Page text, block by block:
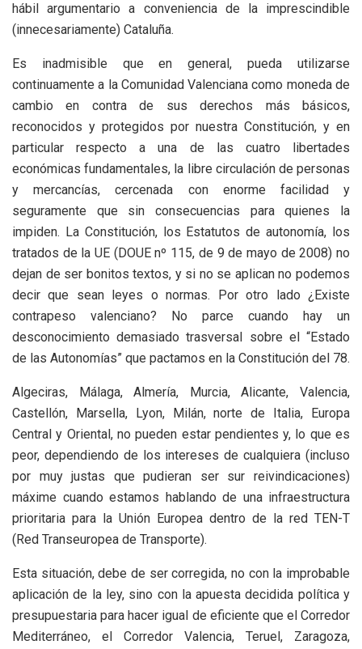
hábil argumentario a conveniencia de la imprescindible
(innecesariamente) Cataluña.
Es inadmisible que en general, pueda utilizarse
continuamente a la Comunidad Valenciana como moneda de
cambio en contra de sus derechos más básicos,
reconocidos y protegidos por nuestra Constitución, y en
particular respecto a una de las cuatro libertades
económicas fundamentales, la libre circulación de personas
y mercancías, cercenada con enorme facilidad y
seguramente que sin consecuencias para quienes la
impiden. La Constitución, los Estatutos de autonomía, los
tratados de la UE (DOUE nº 115, de 9 de mayo de 2008) no
dejan de ser bonitos textos, y si no se aplican no podemos
decir que sean leyes o normas. Por otro lado ¿Existe
contrapeso valenciano? No parce cuando hay un
desconocimiento demasiado trasversal sobre el “Estado
de las Autonomías” que pactamos en la Constitución del 78.
Algeciras, Málaga, Almería, Murcia, Alicante, Valencia,
Castellón, Marsella, Lyon, Milán, norte de Italia, Europa
Central y Oriental, no pueden estar pendientes y, lo que es
peor, dependiendo de los intereses de cualquiera (incluso
por muy justas que pudieran ser sur reivindicaciones)
máxime cuando estamos hablando de una infraestructura
prioritaria para la Unión Europea dentro de la red TEN-T
(Red Transeuropea de Transporte).
Esta situación, debe de ser corregida, no con la improbable
aplicación de la ley, sino con la apuesta decidida política y
presupuestaria para hacer igual de eficiente que el Corredor
Mediterráneo, el Corredor Valencia, Teruel, Zaragoza,